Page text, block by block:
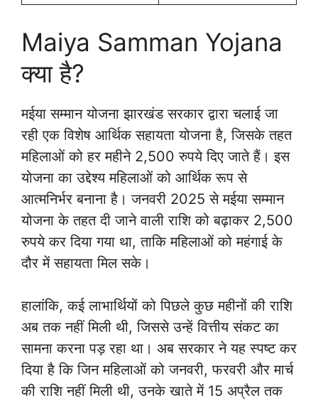
Maiya Samman Yojana
क्या है?
मईया सम्मान योजना झारखंड सरकार द्वारा चलाई जा
रही एक विशेष आर्थिक सहायता योजना है, जिसके तहत
महिलाओं को हर महीने 2,500 रुपये दिए जाते हैं। इस
योजना का उद्देश्य महिलाओं को आर्थिक रूप से
आत्मनिर्भर बनाना है। जनवरी 2025 से मईया सम्मान
योजना के तहत दी जाने वाली राशि को बढ़ाकर 2,500
रुपये कर दिया गया था, ताकि महिलाओं को महंगाई के
दौर में सहायता मिल सके।
हालांकि, कई लाभार्थियों को पिछले कुछ महीनों की राशि
अब तक नहीं मिली थी, जिससे उन्हें वित्तीय संकट का
सामना करना पड़ रहा था। अब सरकार ने यह स्पष्ट कर
दिया है कि जिन महिलाओं को जनवरी, फरवरी और मार्च
की राशि नहीं मिली थी, उनके खाते में 15 अप्रैल तक